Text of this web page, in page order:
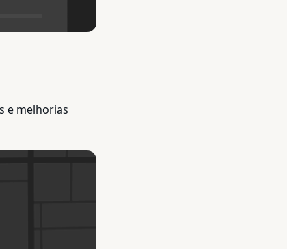
e melhorias